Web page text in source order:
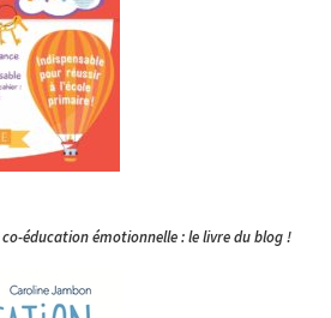
co-éducation émotionnelle : le livre du blog !